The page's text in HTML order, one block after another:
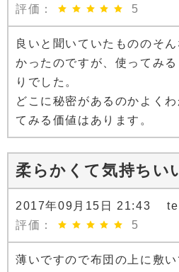
評価：
5
良いと聞いていたもののそ
かったのですが、使ってみ
りでした。
どこに秘密があるのかよく
てみる価値はあります。
柔らかくて気持ちい
2017年09月15日 21:43
評価：
5
薄いですので布団の上に敷